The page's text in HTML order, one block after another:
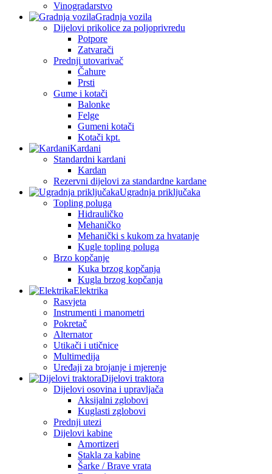
Vinogradarstvo
Gradnja vozila
Dijelovi prikolice za poljoprivredu
Potpore
Zatvarači
Prednji utovarivač
Čahure
Prsti
Gume i kotači
Balonke
Felge
Gumeni kotači
Kotači kpt.
Kardani
Standardni kardani
Kardan
Rezervni dijelovi za standardne kardane
Ugradnja priključaka
Topling poluga
Hidrauličko
Mehaničko
Mehanički s kukom za hvatanje
Kugle topling poluga
Brzo kopčanje
Kuka brzog kopčanja
Kugla brzog kopčanja
Elektrika
Rasvjeta
Instrumenti i manometri
Pokretač
Alternator
Utikači i utičnice
Multimedija
Uređaji za brojanje i mjerenje
Dijelovi traktora
Dijelovi osovina i upravljača
Aksijalni zglobovi
Kuglasti zglobovi
Prednji utezi
Dijelovi kabine
Amortizeri
Stakla za kabine
Šarke / Brave vrata